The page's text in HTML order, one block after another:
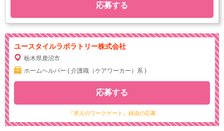
応募する
ユースタイルラボラトリー株式会社
栃木県鹿沼市
ホームヘルパー ( 介護職（ケアワーカー）系 )
『求人のワークゲート』経由の応募
応募する